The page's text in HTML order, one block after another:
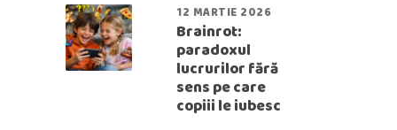
12 MARTIE 2026
Brainrot:
paradoxul
lucrurilor fără
sens pe care
copiii le iubesc